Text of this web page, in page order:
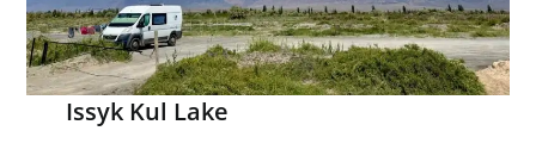
Issyk Kul Lake